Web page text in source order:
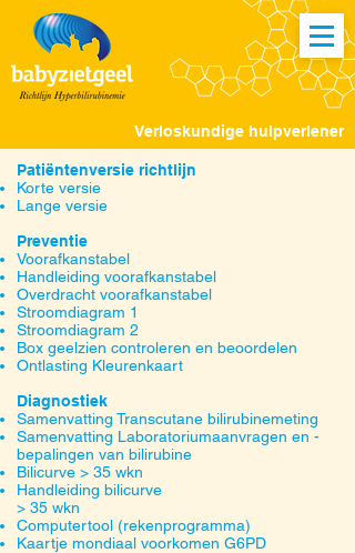
Verloskundige hulpverlener
Patiëntenversie richtlijn
Korte versie
Lange versie
Preventie
Voorafkanstabel
Handleiding voorafkanstabel
Overdracht voorafkanstabel
Stroomdiagram 1
Stroomdiagram 2
Box geelzien controleren en beoordelen
Ontlasting Kleurenkaart
Diagnostiek
Samenvatting Transcutane bilirubinemeting
Samenvatting Laboratoriumaanvragen en -
bepalingen van bilirubine
Bilicurve > 35 wkn
Handleiding bilicurve
> 35 wkn
Computertool (rekenprogramma)
Kaartje mondiaal voorkomen G6PD